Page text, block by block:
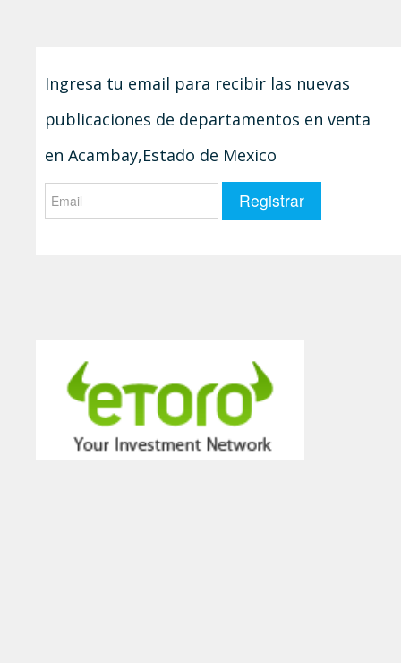
Ingresa tu email para recibir las nuevas
publicaciones de departamentos en venta
en Acambay,Estado de Mexico